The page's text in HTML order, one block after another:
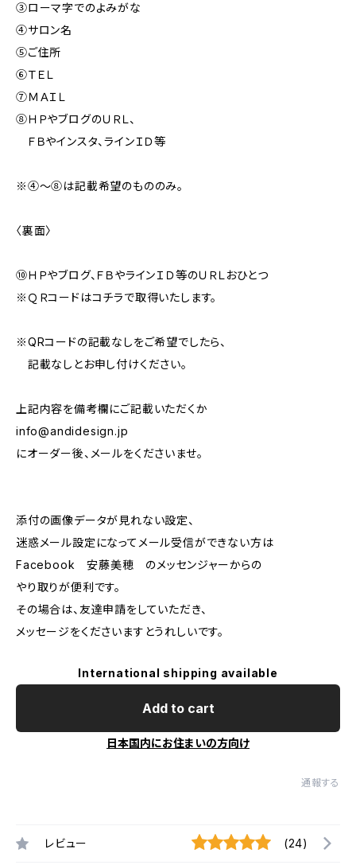
③ローマ字でのよみがな
④サロン名
⑤ご住所
⑥ＴＥＬ
⑦ＭＡＩＬ
⑧ＨＰやブログのＵＲＬ、
ＦＢやインスタ、ラインＩＤ等
※④～⑧は記載希望のもののみ。
〈裏面〉
⑩ＨＰやブログ、ＦＢやラインＩＤ等のＵＲＬおひとつ
※ＱＲコードはコチラで取得いたします。
※QRコードの記載なしをご希望でしたら、
記載なしとお申し付けください。
上記内容を備考欄にご記載いただくか
info@andidesign.jp
にオーダー後、メールをくださいませ。
添付の画像データが見れない設定、
迷惑メール設定になってメール受信ができない方は
Facebook 安藤美穂 のメッセンジャーからの
やり取りが便利です。
その場合は、友達申請をしていただき、
メッセージをくださいますとうれしいです。
International shipping available
Add to cart
日本国内にお住まいの方向け
通報する
レビュー (24)